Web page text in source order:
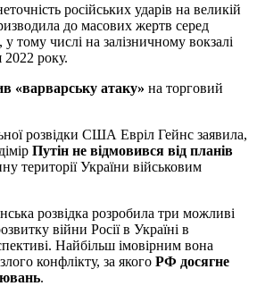
російських ударів на великій
до масових жертв серед
тому числі на залізничному вокзалі
2022 року.
«варварську атаку» на торговий
розвідки США Евріл Гейнс заявила,
Путін не відмовився від планів
території України військовим
розвідка розробила три можливі
війни Росії в Україні в
Найбільш імовірним вона
конфлікту, за якого РФ досягне
.